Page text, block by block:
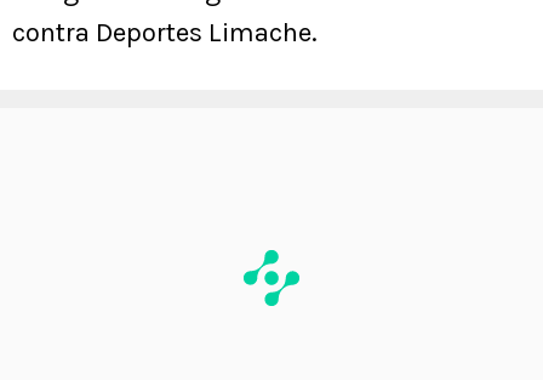
contra Deportes Limache.